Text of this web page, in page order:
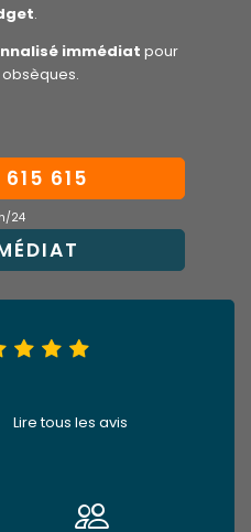
.
immédiat pour
615
24
Lire tous les avis